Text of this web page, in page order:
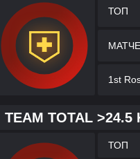
ТОП
1st
TEAM TOTAL >24.5
ТОП